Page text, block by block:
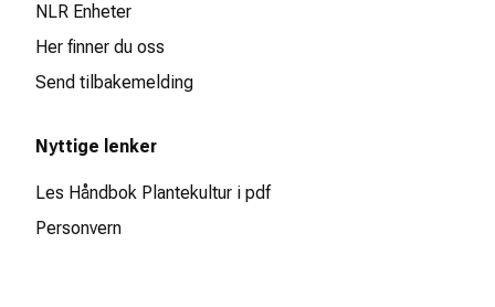
NLR Enheter
Her finner du oss
Send tilbakemelding
Nyttige lenker
Les Håndbok Plantekultur i pdf
Personvern